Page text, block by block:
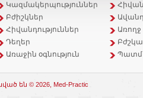
Կազմակերպություններ
Բժիշկներ
Հիվանդություններ
Դեղեր
Առաջին օգնություն
են © 2026, Med-Practic